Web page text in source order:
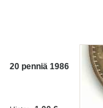
20 penniä 1986